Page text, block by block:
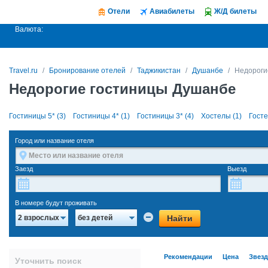
Отели Авиабилеты Ж/Д билеты
Валюта:
Travel.ru Бронирование отелей Таджикистан Душанбе
Недорогие гостиницы Душанбе
Гостиницы 5* (3) Гостиницы 4* (1) Гостиницы 3* (4) Хостелы (1)
Город или название отеля
Заезд Выезд
В номере будут проживать
2 взрослых без детей Найти
Уточнить поиск Рекомендации Цена